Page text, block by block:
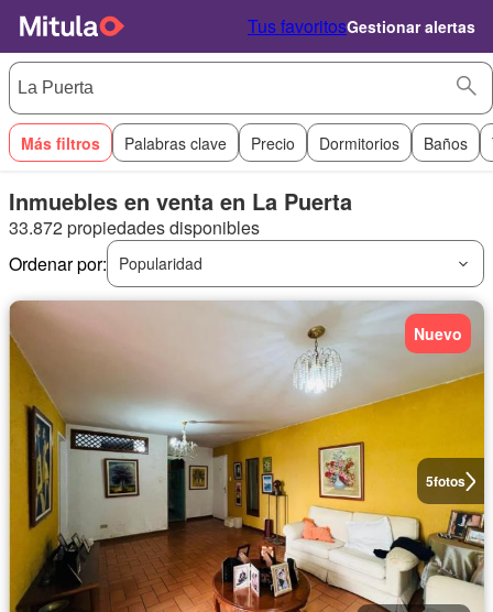
Tus favoritosGestionar alertas
Más filtros Palabras clave Precio Dormitorios Baños
Inmuebles en venta en La Puerta
33.872 propiedades disponibles
Ordenar por:
Popularidad
5fotos
Nuevo